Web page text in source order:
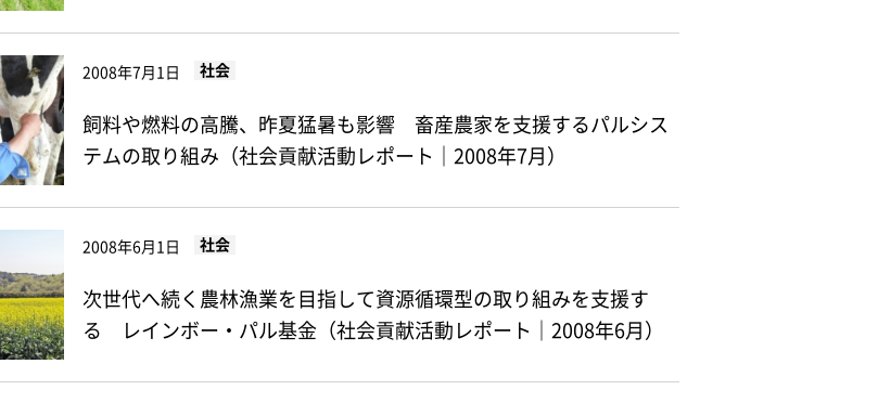
2008年7月1日 社会
飼料や燃料の高騰、昨夏猛暑も影響 畜産農家を支援するパルシス
テムの取り組み（社会貢献活動レポート｜2008年7月）
2008年6月1日 社会
次世代へ続く農林漁業を目指して資源循環型の取り組みを支援す
る レインボー・パル基金（社会貢献活動レポート｜2008年6月）